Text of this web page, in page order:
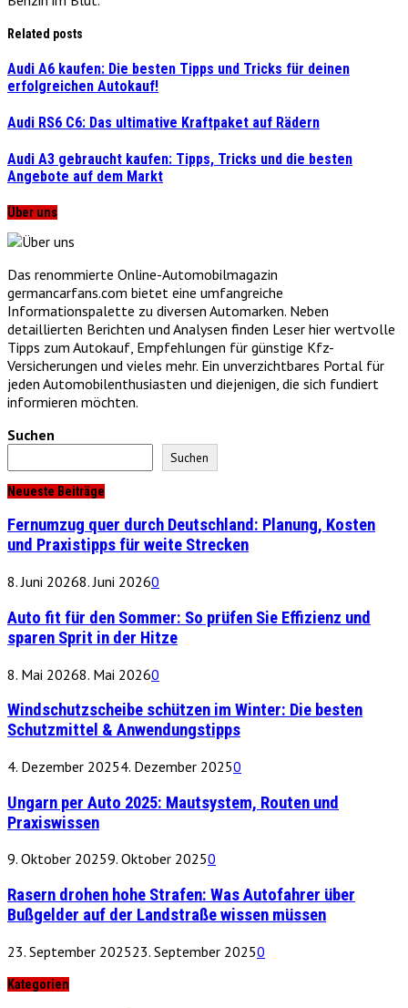
Related posts
Audi A6 kaufen: Die besten Tipps und Tricks für deinen
erfolgreichen Autokauf!
Audi RS6 C6: Das ultimative Kraftpaket auf Rädern
Audi A3 gebraucht kaufen: Tipps, Tricks und die besten
Angebote auf dem Markt
Über uns
Das renommierte Online-Automobilmagazin
germancarfans.com bietet eine umfangreiche
Informationspalette zu diversen Automarken. Neben
detaillierten Berichten und Analysen finden Leser hier wertvolle
Tipps zum Autokauf, Empfehlungen für günstige Kfz-
Versicherungen und vieles mehr. Ein unverzichtbares Portal für
jeden Automobilenthusiasten und diejenigen, die sich fundiert
informieren möchten.
Suchen
Suchen
Neueste Beiträge
Fernumzug quer durch Deutschland: Planung, Kosten
und Praxistipps für weite Strecken
8. Juni 20268. Juni 20260
Auto fit für den Sommer: So prüfen Sie Effizienz und
sparen Sprit in der Hitze
8. Mai 20268. Mai 20260
Windschutzscheibe schützen im Winter: Die besten
Schutzmittel & Anwendungstipps
4. Dezember 20254. Dezember 20250
Ungarn per Auto 2025: Mautsystem, Routen und
Praxiswissen
9. Oktober 20259. Oktober 20250
Rasern drohen hohe Strafen: Was Autofahrer über
Bußgelder auf der Landstraße wissen müssen
23. September 202523. September 20250
Kategorien